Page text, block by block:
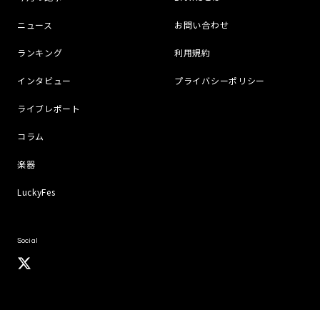
ニュース
ランキング
インタビュー
ライブレポート
コラム
楽器
LuckyFes
お問い合わせ
利用規約
プライバシーポリシー
Social